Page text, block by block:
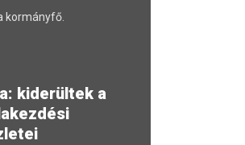
kormányfő.
kiderültek a